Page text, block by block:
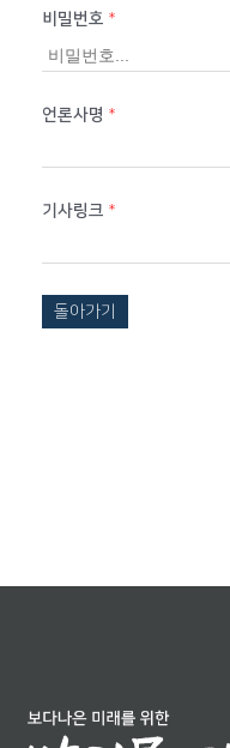
비밀번호 *
언론사명 *
기사링크 *
돌아가기